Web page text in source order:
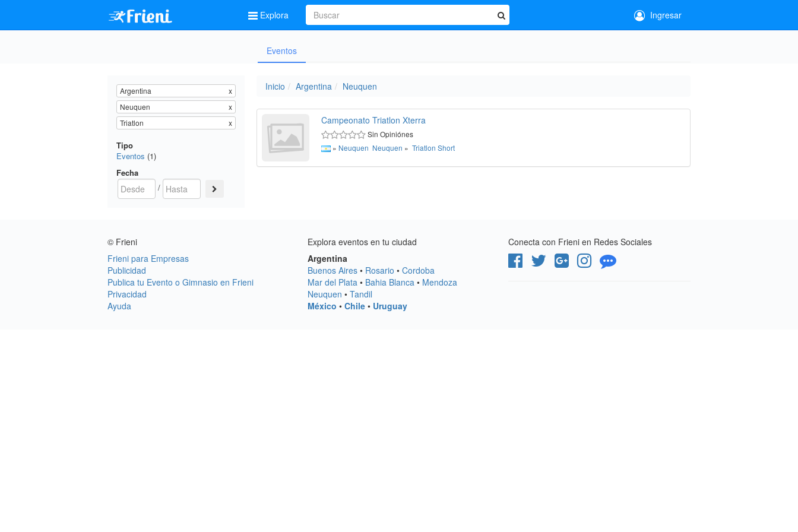
Explora Ingresar
Eventos
Argentina
x
Neuquen
x
Triatlon
x
Tipo
Eventos (1)
Fecha
/
Inicio Argentina Neuquen
Campeonato Triatlon Xterra
Sin Opiniónes
» Neuquen Neuquen » Triatlon Short
© Frieni
Frieni para Empresas
Publicidad
Publica tu Evento o Gimnasio en Frieni
Privacidad
Ayuda
Explora eventos en tu ciudad
Argentina
Buenos Aires • Rosario •Cordoba
Mar del Plata • Bahia Blanca • Mendoza
Neuquen •Tandil
México •Chile • Uruguay
Conecta con Frieni en Redes Sociales